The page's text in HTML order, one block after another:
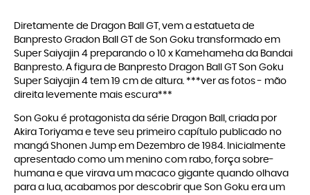
Diretamente de Dragon Ball GT, vem a estatueta de
Banpresto Gradon Ball GT de Son Goku transformado em
Super Saiyajin 4 preparando o 10 x Kamehameha da Bandai
Banpresto. A figura de Banpresto Dragon Ball GT Son Goku
Super Saiyajin 4 tem 19 cm de altura. ***ver as fotos - mão
direita levemente mais escura***
Son Goku é protagonista da série Dragon Ball, criada por
Akira Toriyama e teve seu primeiro capítulo publicado no
mangá Shonen Jump em Dezembro de 1984. Inicialmente
apresentado como um menino com rabo, força sobre-
humana e que virava um macaco gigante quando olhava
para a lua, acabamos por descobrir que Son Goku era um